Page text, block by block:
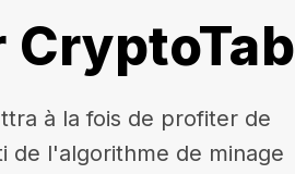
à la fois de profiter de
de l'algorithme de minage